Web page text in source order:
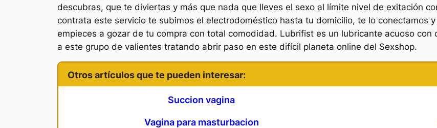
descubras, que te diviertas y más que nada que lleves el sexo al límite nivel de exitación
contrata este servicio te subimos el electrodoméstico hasta tu domicilio, te lo conectamos
empieces a gozar de tu compra con total comodidad. Lubrifist es un lubricante acuoso con
a este grupo de valientes tratando abrir paso en este difícil planeta online del Sexshop.
Otros artículos que te pueden interesar:
Succion vagina
Vagina para masturbacion